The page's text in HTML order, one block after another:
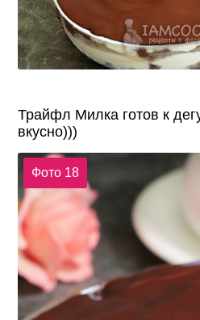
Трайфл Милка готов к
вкусно)))
Фото 18